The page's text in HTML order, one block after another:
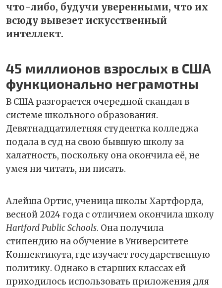
что-либо, будучи уверенными, что их
всюду вывезет искусственный
интеллект.
45 миллионов взрослых в США
функционально неграмотны
В США разгорается очередной скандал в
системе школьного образования.
Девятнадцатилетняя студентка колледжа
подала в суд на свою бывшую школу за
халатность, поскольку она окончила её, не
умея ни читать, ни писать.
Алейша Ортис, ученица школы Хартфорда,
весной 2024 года с отличием окончила школу
Hartford Public Schools. Она получила
стипендию на обучение в Университете
Коннектикута, где изучает государственную
политику. Однако в старших классах ей
приходилось использовать приложения для